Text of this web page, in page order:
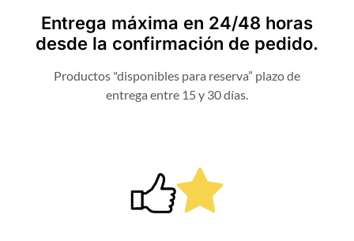
Entrega máxima en 24/48 horas
desde la confirmación de pedido.
Productos "disponibles para reserva” plazo de
entrega entre 15 y 30 días.